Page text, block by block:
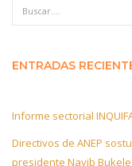
ENTRADAS
Informe sectorial
Directivos de ANEP
presidente Nayib Bukele